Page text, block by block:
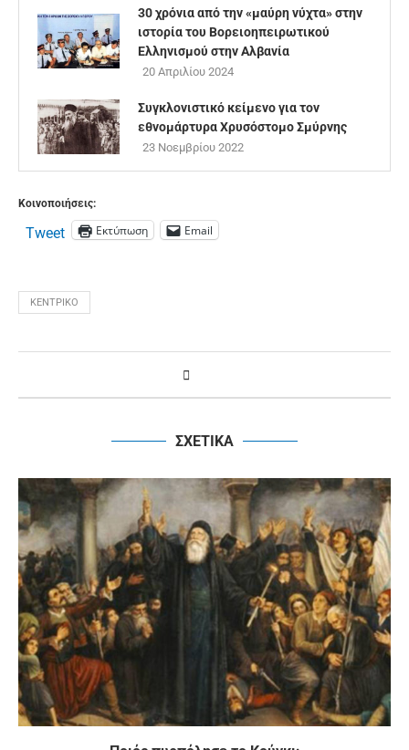
30 χρόνια από την «μαύρη νύχτα» στην
ιστορία του Βορειοηπειρωτικού
Ελληνισμού στην Αλβανία
20 Απριλίου 2024
Συγκλονιστικό κείμενο για τον
εθνομάρτυρα Χρυσόστομο Σμύρνης
23 Νοεμβρίου 2022
Κοινοποιήσεις:
Tweet Εκτύπωση Email
ΚΕΝΤΡΙΚΌ
ΣΧΕΤΙΚΑ